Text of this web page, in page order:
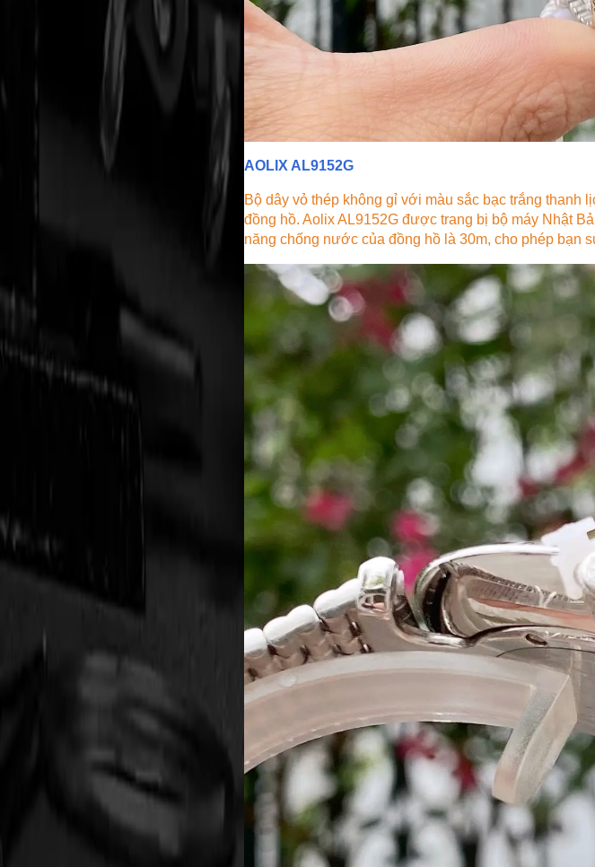
AOLIX AL9152G
Bộ dây vỏ thép không gỉ với màu sắc bạc trắng thanh
đồng hồ. Aolix AL9152G được trang bị bộ máy Nhật
năng chống nước của đồng hồ là 30m, cho phép bạn